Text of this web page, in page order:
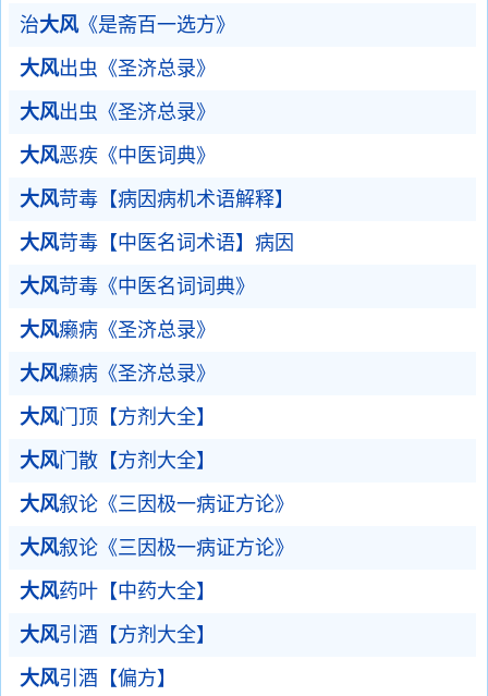
治大风《是斋百一选方》
大风出虫《圣济总录》
大风出虫《圣济总录》
大风恶疾《中医词典》
大风苛毒【病因病机术语解释】
大风苛毒【中医名词术语】病因
大风苛毒《中医名词词典》
大风癞病《圣济总录》
大风癞病《圣济总录》
大风门顶【方剂大全】
大风门散【方剂大全】
大风叙论《三因极一病证方论》
大风叙论《三因极一病证方论》
大风药叶【中药大全】
大风引酒【方剂大全】
大风引酒【偏方】